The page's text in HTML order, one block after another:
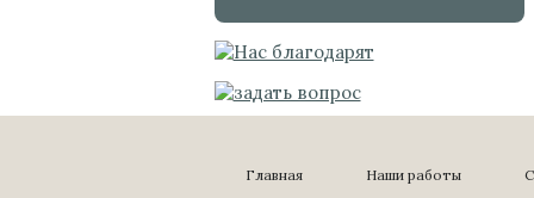
Главная Наши работы